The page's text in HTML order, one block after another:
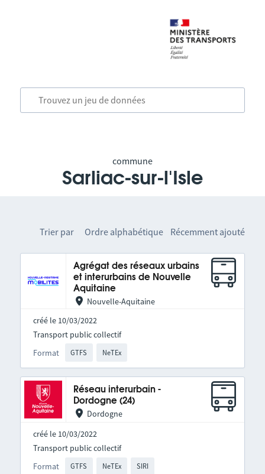
commune
Sarliac-sur-l'Isle
Trier par Ordre alphabétique Récemment ajouté
Agrégat des réseaux urbains
et interurbains de Nouvelle
Aquitaine
Nouvelle-Aquitaine
créé le 10/03/2022
Format GTFS NeTEx
Transport public collectif
Réseau interurbain -
Dordogne (24)
Dordogne
créé le 10/03/2022
Format GTFS NeTEx SIRI
Transport public collectif